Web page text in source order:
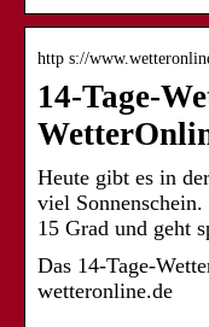
http s://
14-Tage-
Heute gibt es in
viel
15 Grad und geht
Das 14-Tage-
wetteronline.de